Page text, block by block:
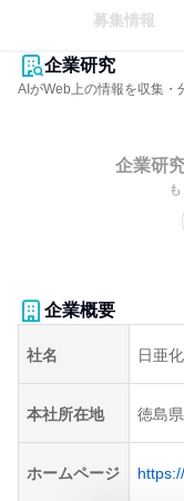
募集情報
企業研究
AIがWeb上の情報を収集・
企業研
企業概要
社名 日亜
本社所在地 徳島
ホームページ